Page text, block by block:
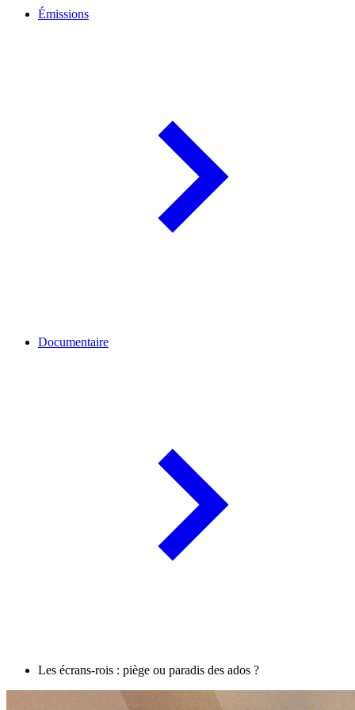
Émissions
Documentaire
Les écrans-rois : piège ou paradis des ados ?